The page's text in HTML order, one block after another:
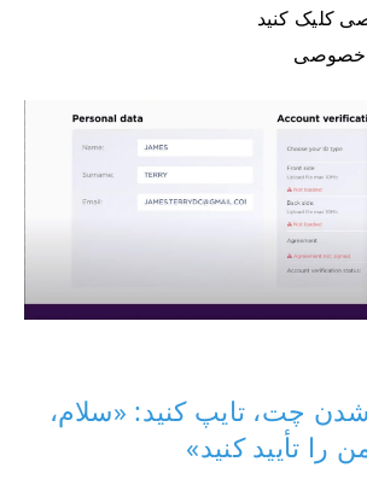
کلیک کنید
خصوصی
شدن چت، تایپ کنید: «سلام،
تأیید کنید»